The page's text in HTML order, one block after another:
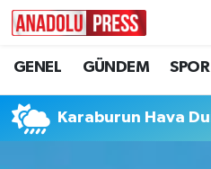
GENEL GÜNDEM SPOR
Karaburun Hava
Nöbetçi Eczaneler
Hava Durumu